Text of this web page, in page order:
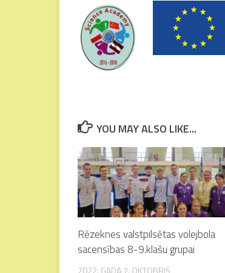
YOU MAY ALSO LIKE...
Rēzeknes valstpilsētas volejbola
sacensības 8-9.klašu grupai